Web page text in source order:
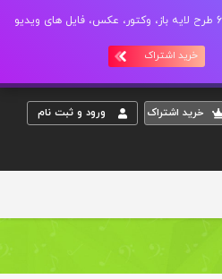
با خرید اشتراک ماهیانه تا 600 طرح لایه باز، وکتور، عکس، فایل های ویدیو
خرید اشتراک
خريد اشتراک ورود و ثبت نام